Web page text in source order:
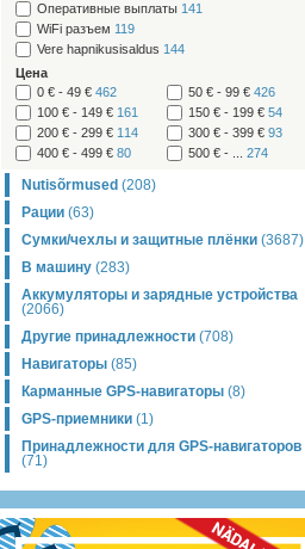
Оперативные выплаты 141
WiFi разъем 119
Vere hapnikusisaldus 144
Цена
0 € - 49 € 462 50 € - 99 € 426
100 € - 149 € 161 150 € - 199 € 54
200 € - 299 € 114 300 € - 399 € 93
400 € - 499 € 80 500 € - ... 274
Nutisõrmused (208)
Рации (63)
Сумки/чехлы и защитные плёнки (3687)
В машину (283)
Аккумуляторы и зарядные устройства
(2066)
Другие принадлежности (708)
Навигаторы (85)
Карманные GPS-навигаторы (8)
GPS-приемники (1)
Принадлежности для GPS-навигаторов
(71)